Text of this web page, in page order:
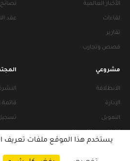
الأخبار العالمية
لقاءات
تقارير
قصص وتجارب
نصائح
عقد
مشروعي
الانطلاقة
الإدارة
التمويل
يستخدم هذا الموقع ملفات تعريف